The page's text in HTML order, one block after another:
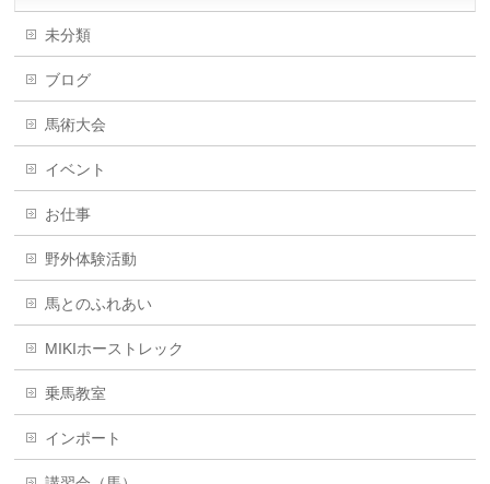
未分類
ブログ
馬術大会
イベント
お仕事
野外体験活動
馬とのふれあい
MIKIホーストレック
乗馬教室
インポート